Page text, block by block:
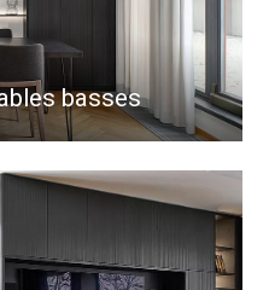
basses